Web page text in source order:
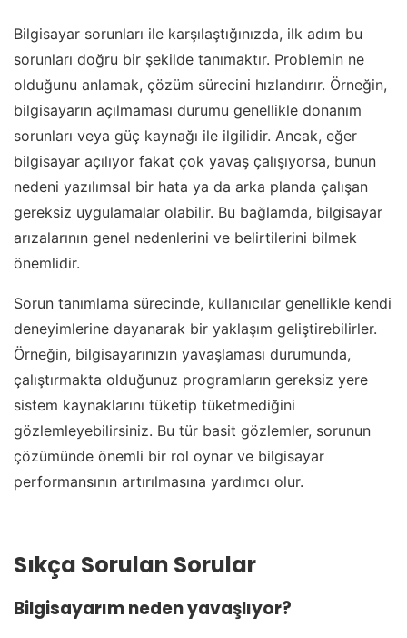
Bilgisayar sorunları ile karşılaştığınızda, ilk adım bu
sorunları doğru bir şekilde tanımaktır. Problemin ne
olduğunu anlamak, çözüm sürecini hızlandırır. Örneğin,
bilgisayarın açılmaması durumu genellikle donanım
sorunları veya güç kaynağı ile ilgilidir. Ancak, eğer
bilgisayar açılıyor fakat çok yavaş çalışıyorsa, bunun
nedeni yazılımsal bir hata ya da arka planda çalışan
gereksiz uygulamalar olabilir. Bu bağlamda, bilgisayar
arızalarının genel nedenlerini ve belirtilerini bilmek
önemlidir.
Sorun tanımlama sürecinde, kullanıcılar genellikle kendi
deneyimlerine dayanarak bir yaklaşım geliştirebilirler.
Örneğin, bilgisayarınızın yavaşlaması durumunda,
çalıştırmakta olduğunuz programların gereksiz yere
sistem kaynaklarını tüketip tüketmediğini
gözlemleyebilirsiniz. Bu tür basit gözlemler, sorunun
çözümünde önemli bir rol oynar ve bilgisayar
performansının artırılmasına yardımcı olur.
Sıkça Sorulan Sorular
Bilgisayarım neden yavaşlıyor?